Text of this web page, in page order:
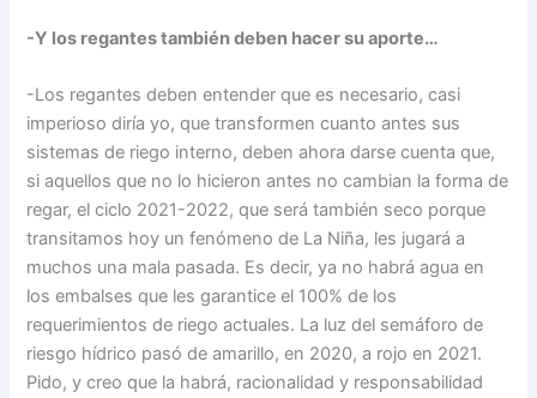
-Y los regantes también deben hacer su aporte…
-Los regantes deben entender que es necesario, casi
imperioso diría yo, que transformen cuanto antes sus
sistemas de riego interno, deben ahora darse cuenta que,
si aquellos que no lo hicieron antes no cambian la forma de
regar, el ciclo 2021-2022, que será también seco porque
transitamos hoy un fenómeno de La Niña, les jugará a
muchos una mala pasada. Es decir, ya no habrá agua en
los embalses que les garantice el 100% de los
requerimientos de riego actuales. La luz del semáforo de
riesgo hídrico pasó de amarillo, en 2020, a rojo en 2021.
Pido, y creo que la habrá, racionalidad y responsabilidad